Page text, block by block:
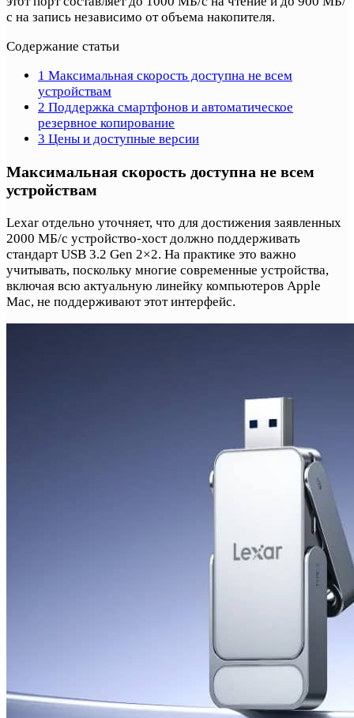
с на запись независимо от объема накопителя.
Содержание статьи
1 Максимальная скорость доступна не всем
устройствам
2 Поддержка смартфонов и автоматическое
резервное копирование
3 Цены и доступные версии
Максимальная скорость доступна не всем
устройствам
Lexar отдельно уточняет, что для достижения заявленных
2000 МБ/с устройство-хост должно поддерживать
стандарт USB 3.2 Gen 2×2. На практике это важно
учитывать, поскольку многие современные устройства,
включая всю актуальную линейку компьютеров Apple
Mac, не поддерживают этот интерфейс.